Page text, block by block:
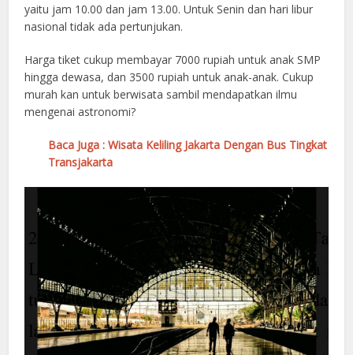
yaitu jam 10.00 dan jam 13.00. Untuk Senin dan hari libur
nasional tidak ada pertunjukan.
Harga tiket cukup membayar 7000 rupiah untuk anak SMP
hingga dewasa, dan 3500 rupiah untuk anak-anak. Cukup
murah kan untuk berwisata sambil mendapatkan ilmu
mengenai astronomi?
Baca Juga : Wisata Keliling Jakarta Dengan Bus Tingkat
Transjakarta